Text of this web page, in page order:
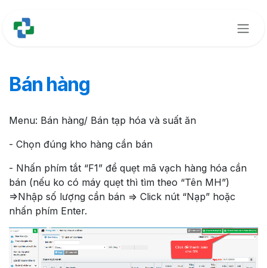
Bán hàng
Menu: Bán hàng/ Bán tạp hóa và suất ăn
- Chọn đúng kho hàng cần bán
- Nhấn phím tắt “F1” để quẹt mã vạch hàng hóa cần
bán (nếu ko có máy quẹt thì tìm theo “Tên MH”)
=>Nhập số lượng cần bán => Click nút “Nạp” hoặc
nhấn phím Enter.